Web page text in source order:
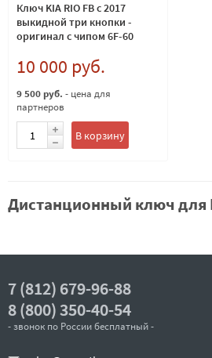
Ключ KIA RIO FB c 2017
выкидной три кнопки -
оригинал с чипом 6F-60
10 000 руб.
9 500 руб. - цена для
партнеров
В корзину
Дистанционный ключ для
7 (812) 679-96-88
8 (800) 350-40-54
- звонок по России бесплатный -